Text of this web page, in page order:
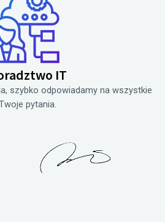
IT
szybko odpowiadamy na wszystkie
pytania.